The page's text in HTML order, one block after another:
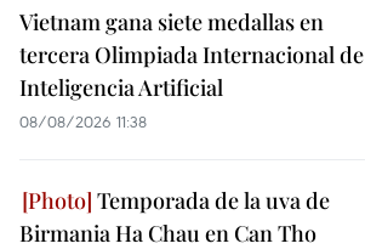
Vietnam gana siete medallas en
tercera Olimpiada Internacional de
Inteligencia Artificial
08/08/2026 11:38
Temporada de la uva de
Birmania Ha Chau en Can Tho